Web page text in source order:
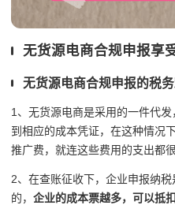
无货源电商合规申报享
无货源电商合规申报的税务
1、无货源电商是采用的一件代
到相应的成本凭证，在这种情况
推广费，就连这些费用的支出都
2、在查账征收下，企业申报纳
的， 企业的成本票越多，可以抵